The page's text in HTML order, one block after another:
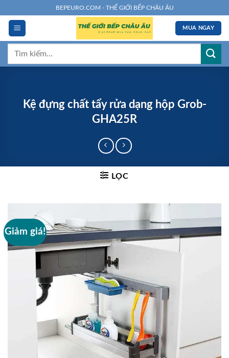
đến
dung
BEPEURO.COM - THẾ GIỚI BẾP CHÂU ÂU
MUA NGAY
Tìm
Kệ đựng chất tẩy rửa dạng hộp Grob-
GHA25R
LỌC
Giảm giá!